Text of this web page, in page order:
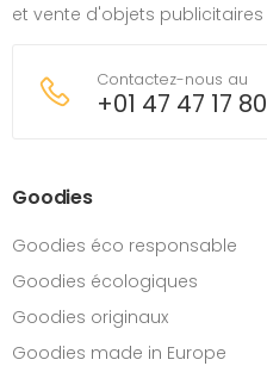
et vente d'objets publicitaires
Contactez-nous au
+01 47 47 17 80
Goodies
Goodies éco responsable
Goodies écologiques
Goodies originaux
Goodies made in Europe